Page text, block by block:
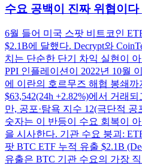
수요 공백이 진짜 위협이다
6월 들어 미국 스팟 비트코인
$2.1B에 달했다. Decrypt와
치는 단순한 단기 차익 실현이
PPI 인플레이션이 2022년 10월
에 이란의 호르무즈 해협 봉쇄
$63,542(24h +2.82%)에서 거래
만, 공포·탐욕 지수 12(극단적
숫자는 이 반등이 수요 회복이
을 시사한다. 기관 수요 붕괴:
팟 BTC ETF 누적 유출 $2.1B
유출은 BTC 기관 수요의 가장